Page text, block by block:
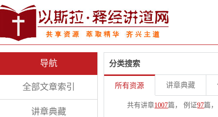
导航
全部文章索引
讲章典藏
分类搜索
所有资源 讲章典藏
共有讲章1007篇， 例证97篇